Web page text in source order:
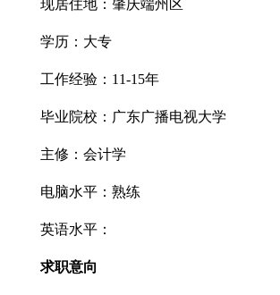
现居住地：肇庆端州区
学历：大专
工作经验：11-15年
毕业院校：广东广播电视大学
主修：会计学
电脑水平：熟练
英语水平：
求职意向